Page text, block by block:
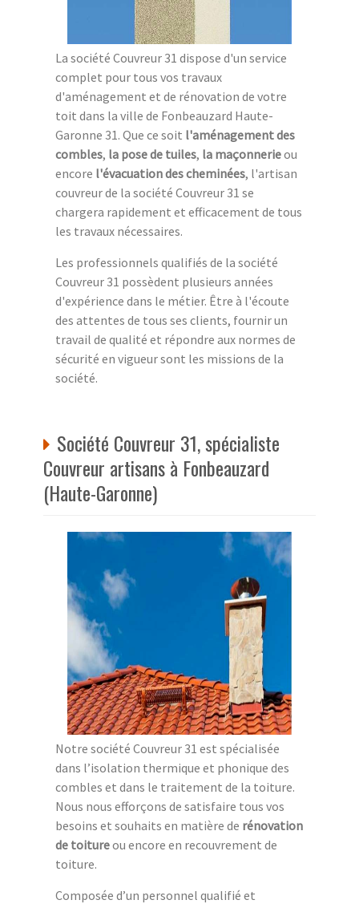
La société Couvreur 31 dispose d'un service
complet pour tous vos travaux
d'aménagement et de rénovation de votre
toit dans la ville de Fonbeauzard Haute-
Garonne 31. Que ce soit l'aménagement des
combles, la pose de tuiles, la maçonnerieou
encore l'évacuation des cheminées, l'artisan
couvreur de la société Couvreur 31 se
chargera rapidement et efficacement de tous
les travaux nécessaires.
Les professionnels qualifiés de la société
Couvreur 31 possèdent plusieurs années
d'expérience dans le métier. Être à l'écoute
des attentes de tous ses clients, fournir un
travail de qualité et répondre aux normes de
sécurité en vigueur sont les missions de la
société.
Société Couvreur 31, spécialiste
Couvreur artisans à Fonbeauzard
(Haute-Garonne)
Notre société Couvreur 31 est spécialisée
dans l’isolation thermique et phonique des
combles et dans le traitement de la toiture.
Nous nous efforçons de satisfaire tous vos
besoins et souhaits en matière de rénovation
de toitureou encore en recouvrement de
toiture.
Composée d’un personnel qualifié et